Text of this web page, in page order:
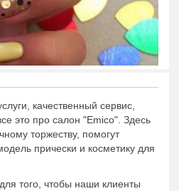
качественный сервис,
это про салон "Emico". Здесь
торжеству, помогут
прически и косметику для
того, чтобы наши клиенты